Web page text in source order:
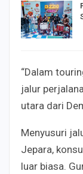
“Dalam
jalur
utara dari
Menyusuri
Jepara,
luar biasa.